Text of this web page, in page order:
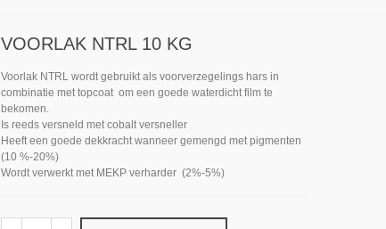
VOORLAK NTRL 10 KG
Voorlak NTRL wordt gebruikt als voorverzegelings hars in
combinatie met topcoat om een goede waterdicht film te
bekomen.
Is reeds versneld met cobalt versneller
Heeft een goede dekkracht wanneer gemengd met pigmenten
(10 %-20%)
Wordt verwerkt met MEKP verharder (2%-5%)